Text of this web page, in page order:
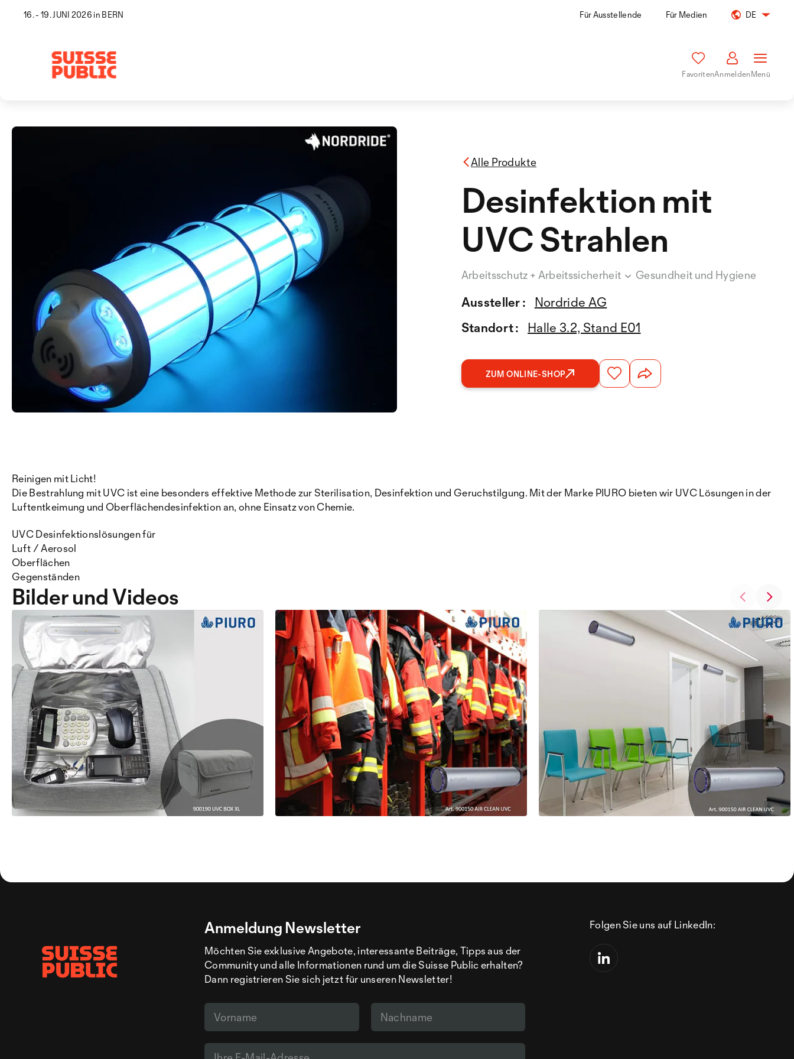
16. - 19. JUNI 2026 in BERN Für Ausstellende Für Medien DE
FavoritenAnmeldenMenü
Alle Produkte
Desinfektion mit
UVC Strahlen
Arbeitsschutz + Arbeitssicherheit Gesundheit und Hygiene
Aussteller :
Nordride AG
Standort :
Halle 3.2, Stand E01
ZUM ONLINE-SHOP
Reinigen mit Licht!
Die Bestrahlung mit UVC ist eine besonders effektive Methode zur Sterilisation, Desinfektion und Geruchstilgung. Mit der Marke PIURO bieten wir UVC Lösungen in der
Luftentkeimung und Oberflächendesinfektion an, ohne Einsatz von Chemie.
UVC Desinfektionslösungen für
Luft / Aerosol
Oberflächen
Gegenständen
Bilder und Videos
Anmeldung Newsletter
Möchten Sie exklusive Angebote, interessante Beiträge, Tipps aus der
Community und alle Informationen rund um die Suisse Public erhalten?
Dann registrieren Sie sich jetzt für unseren Newsletter!
Folgen Sie uns auf LinkedIn: